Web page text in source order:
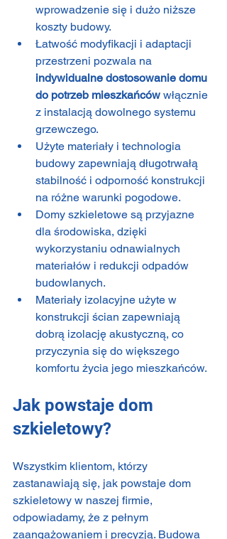
wprowadzenie się i dużo niższe
koszty budowy.
Łatwość modyfikacji i adaptacji
przestrzeni pozwala na
indywidualne dostosowanie domu
do potrzeb mieszkańców włącznie
z instalacją dowolnego systemu
grzewczego.
Użyte materiały i technologia
budowy zapewniają długotrwałą
stabilność i odporność konstrukcji
na różne warunki pogodowe.
Domy szkieletowe są przyjazne
dla środowiska, dzięki
wykorzystaniu odnawialnych
materiałów i redukcji odpadów
budowlanych.
Materiały izolacyjne użyte w
konstrukcji ścian zapewniają
dobrą izolację akustyczną, co
przyczynia się do większego
komfortu życia jego mieszkańców.
Jak powstaje dom
szkieletowy?
Wszystkim klientom, którzy
zastanawiają się, jak powstaje dom
szkieletowy w naszej firmie,
odpowiadamy, że z pełnym
zaangażowaniem i precyzją. Budowa